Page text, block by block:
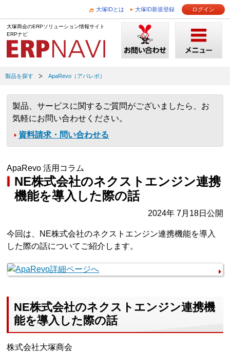
大塚IDとは 大塚ID新規登録 ログイン
大塚商会のERPソリューション情報サイト
ERPナビ
製品を探す ApaRevo（アパレボ）
製品、サービスに関するご質問がございましたら、お
気軽にお問い合わせください。
資料請求・問い合わせる
ApaRevo 活用コラム
NE株式会社のネクストエンジン連携
機能を導入した際の話
2024年 7月18日公開
今回は、NE株式会社のネクストエンジン連携機能を導入
した際の話についてご紹介します。
NE株式会社のネクストエンジン連携機
能を導入した際の話
株式会社大塚商会